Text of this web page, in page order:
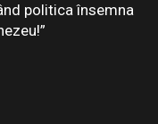
politica însemna